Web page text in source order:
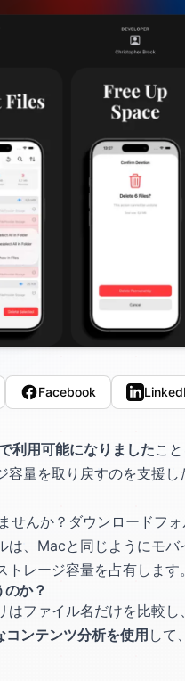
Facebook
用可能になりましたこ
量を取り戻すのを支援
せんか？ダウンロードフ
は、Macと同じようにモ
レージ容量を占有します。
か？
はファイル名だけを比較
ンテンツ分析を使用 して